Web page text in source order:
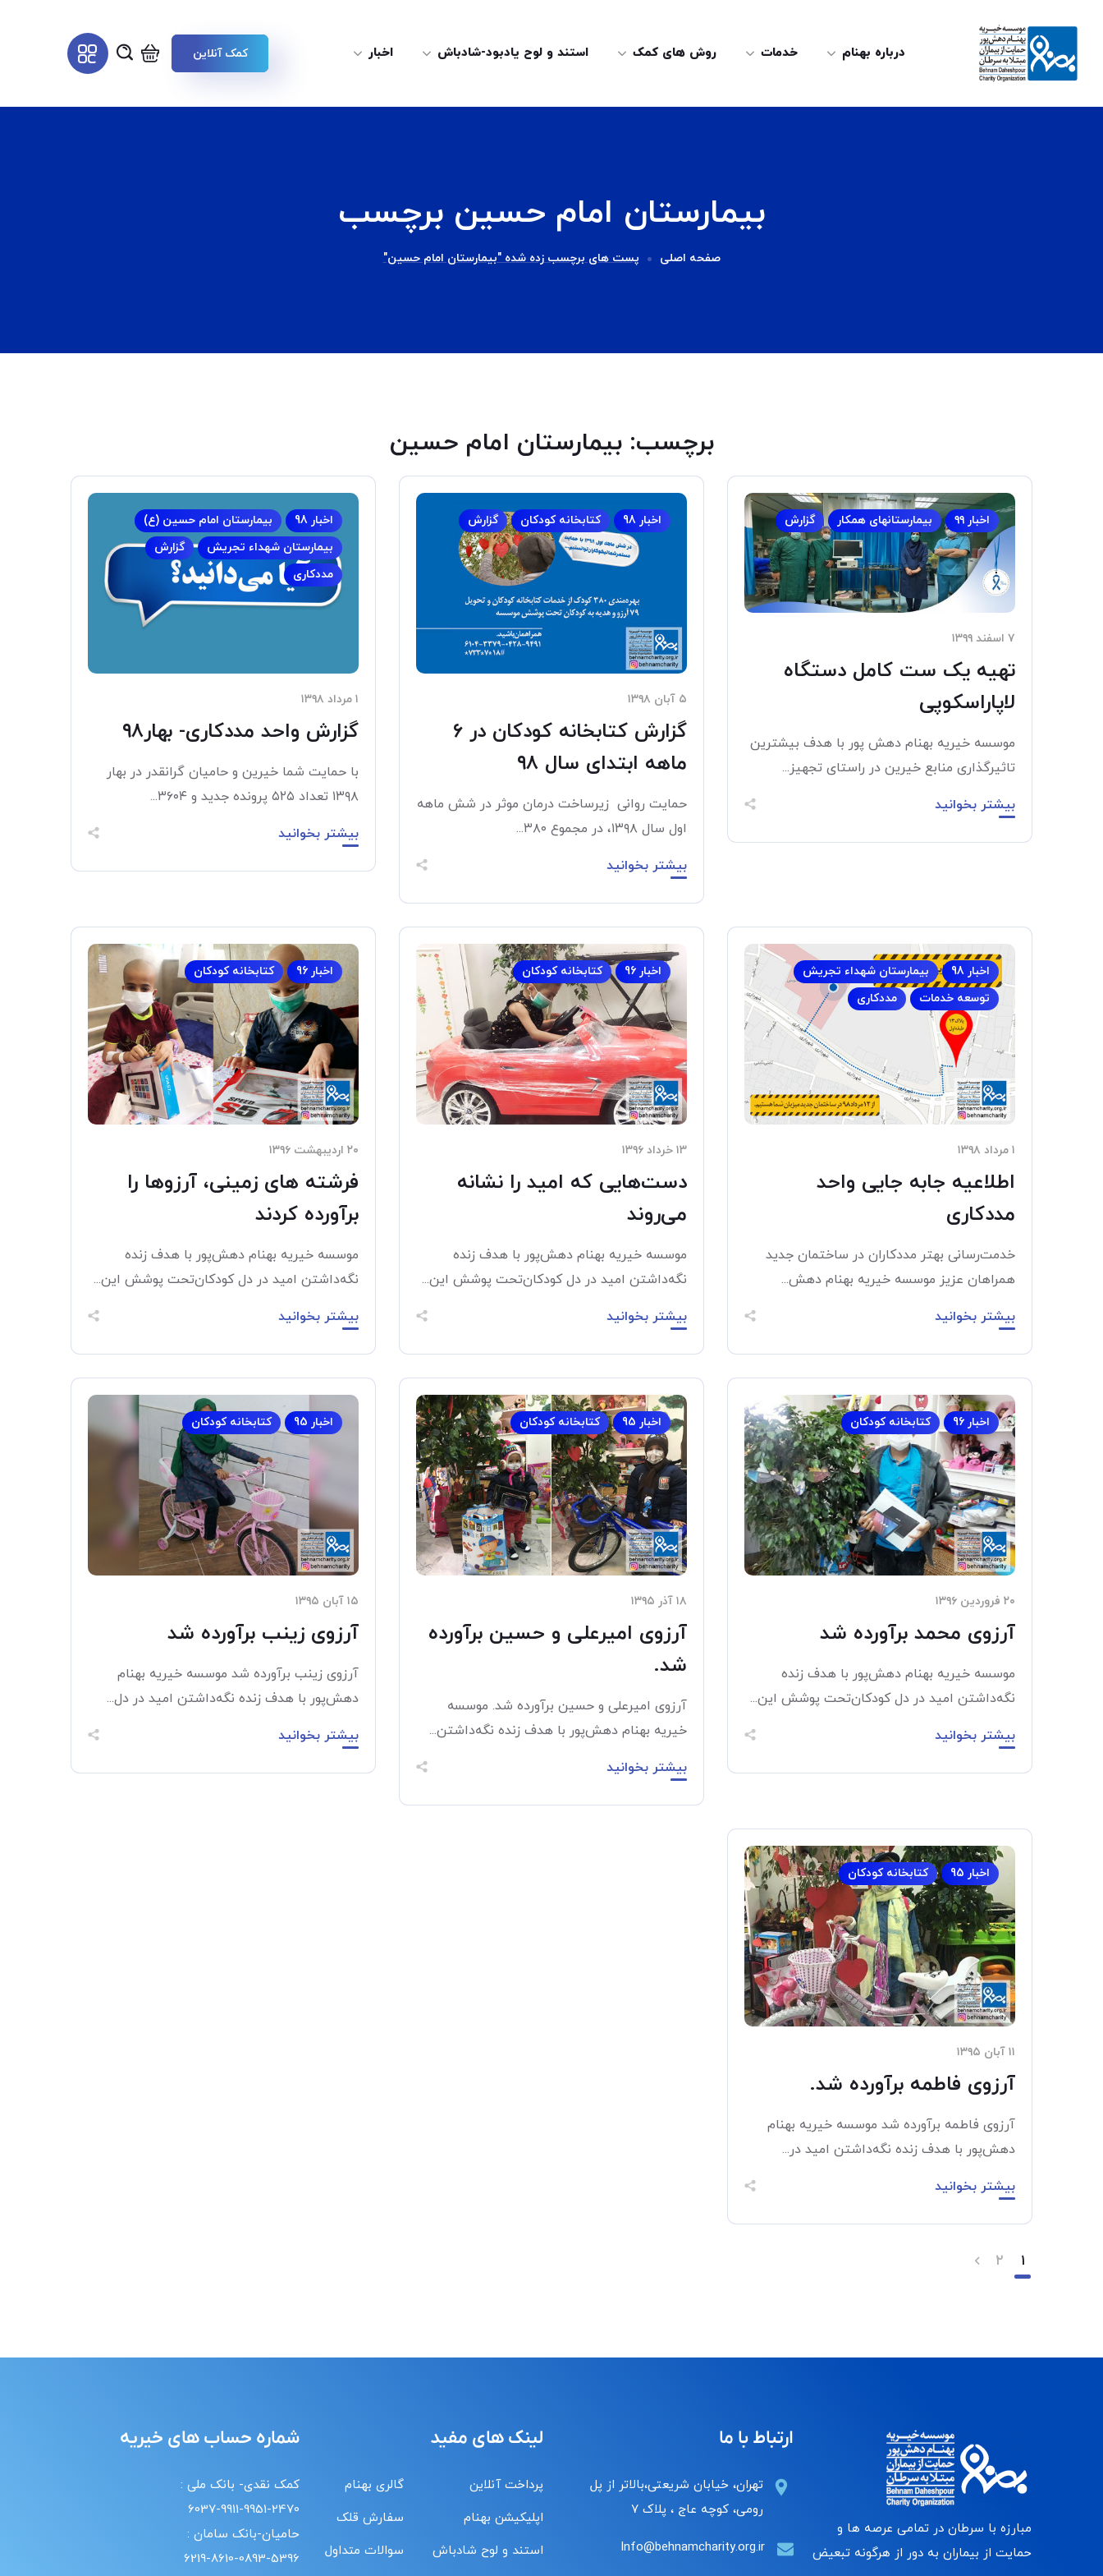
درباره بهنام خدمات روش های کمک استند و لوح یادبود-شادباش اخبار کمک آنلاین
بیمارستان امام حسین برچسب
صفحه اصلی پست های برچسب زده شده "بیمارستان امام حسین"
برچسب:بیمارستان امام حسین
اخبار ۹۹ بیمارستانهای همکار گزارش
۷ اسفند ۱۳۹۹
تهیه یک ست کامل دستگاه
لاپاراسکوپی
موسسه خیریه بهنام دهش پور با هدف بیشترین
تاثیرگذاری منابع خیرین در راستای تجهیز...
بیشتر بخوانید
اخبار 98 کتابخانه کودکان گزارش
۵ آبان ۱۳۹۸
گزارش کتابخانه کودکان در ۶
ماهه ابتدای سال ۹۸
حمایت روانی زیرساخت درمان موثر در شش ماهه
اول سال ۱۳۹۸، در مجموع ۳۸۰...
بیشتر بخوانید
اخبار 98
بیمارستان امام حسین (ع)
بیمارستان شهداء تجریش
گزارش
مددکاری
۱ مرداد ۱۳۹۸
گزارش واحد مددکاری- بهار۹۸
با حمایت شما خیرین و حامیان گرانقدر در بهار
۱۳۹۸ تعداد ۵۲۵ پرونده جدید و ۳۶۰۴...
بیشتر بخوانید
اخبار 98
بیمارستان شهداء تجریش
توسعه خدمات
مددکاری
۱ مرداد ۱۳۹۸
اطلاعیه جابه جایی واحد
مددکاری
خدمت‌رسانی بهتر مددکاران در ساختمان جدید
همراهان عزیز موسسه خیریه بهنام دهش...
بیشتر بخوانید
اخبار 96 کتابخانه کودکان
۱۳ خرداد ۱۳۹۶
دست‌هایی که امید را نشانه
می‌روند
موسسه خیریه بهنام دهش‌پور با هدف زنده
نگه‌داشتن امید در دل کودکان‌تحت پوشش این...
بیشتر بخوانید
اخبار 96 کتابخانه کودکان
۲۰ اردیبهشت ۱۳۹۶
فرشته های زمینی، آرزوها را
برآورده کردند
موسسه خیریه بهنام دهش‌پور با هدف زنده
نگه‌داشتن امید در دل کودکان‌تحت پوشش این...
بیشتر بخوانید
اخبار 96 کتابخانه کودکان
۲۰ فروردین ۱۳۹۶
آرزوی محمد برآورده شد
موسسه خیریه بهنام دهش‌پور با هدف زنده
نگه‌داشتن امید در دل کودکان‌تحت پوشش این...
بیشتر بخوانید
اخبار 95 کتابخانه کودکان
۱۸ آذر ۱۳۹۵
آرزوی امیرعلی و حسین برآورده
شد.
آرزوی امیرعلی و حسین برآورده شد. موسسه
خیریه بهنام دهش‌پور با هدف زنده نگه‌داشتن...
بیشتر بخوانید
اخبار 95 کتابخانه کودکان
۱۵ آبان ۱۳۹۵
آرزوی زینب برآورده شد
آرزوی زینب برآورده شد موسسه خیریه بهنام
دهش‌پور با هدف زنده نگه‌داشتن امید در دل...
بیشتر بخوانید
اخبار 95 کتابخانه کودکان
۱۱ آبان ۱۳۹۵
آرزوی فاطمه برآورده شد.
آرزوی فاطمه برآورده شد موسسه خیریه بهنام
دهش‌پور با هدف زنده نگه‌داشتن امید در...
بیشتر بخوانید
۱ ۲
مبارزه با سرطان در تمامی عرصه ها و
حمایت از بیماران به دور از هرگونه تبعیض
ارتباط با ما
تهران، خیابان شریعتی،بالاتر از پل
رومی، کوچه عاج ، پلاک ۷
Info@behnamcharity.org.ir
لینک های مفید
پرداخت آنلاین
اپلیکیشن بهنام
استند و لوح شادباش
گالری بهنام
سفارش قلک
سوالات متداول
شماره حساب های خیریه
کمک نقدی- بانک ملی :
6037-9911-9951-2470
حامیان-بانک سامان :
6219-8610-0893-5396